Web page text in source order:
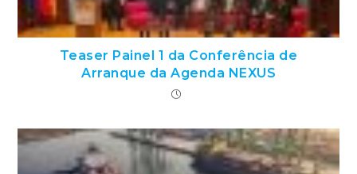
Teaser Painel 1 da Conferência de
Arranque da Agenda NEXUS